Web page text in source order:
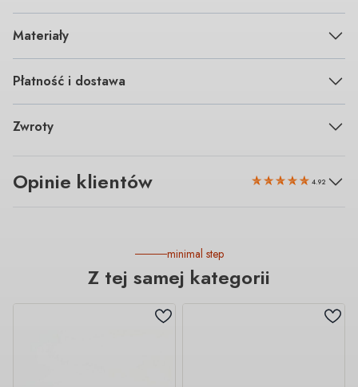
Materiały
Płatność i dostawa
Zwroty
Opinie klientów 4.92
minimal step
Z tej samej kategorii